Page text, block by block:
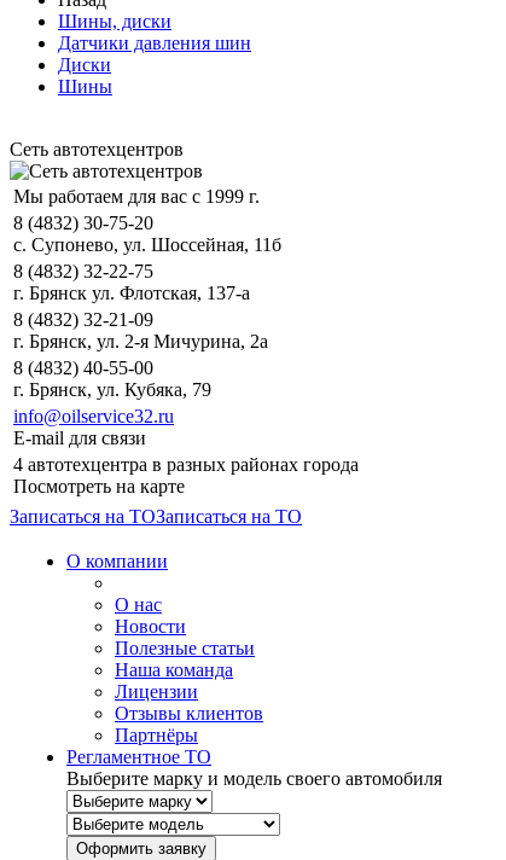
Шины, диски
Датчики давления шин
Диски
Шины
Сеть автотехцентров
Мы работаем для вас с 1999 г.
8 (4832) 30-75-20
с. Супонево, ул. Шоссейная, 11б
8 (4832) 32-22-75
г. Брянск ул. Флотская, 137-а
8 (4832) 32-21-09
г. Брянск, ул. 2-я Мичурина, 2а
8 (4832) 40-55-00
г. Брянск, ул. Кубяка, 79
info@oilservice32.ru
E-mail для связи
4 автотехцентра в разных районах города
Посмотреть на карте
Записаться на ТОЗаписаться на ТО
О компании
О нас
Новости
Полезные статьи
Наша команда
Лицензии
Отзывы клиентов
Партнёры
Регламентное ТО
Выберите марку и модель своего автомобиля